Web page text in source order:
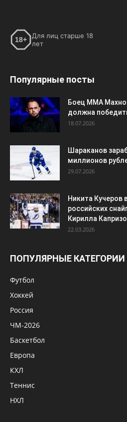
18+
Для лиц старше 18
лет
Популярные посты
Боец ММА
должна
18.07.2026
Шараканов
миллионов
29.07.2026
Никита Кучеров
российских
Кирилла
22.03.2026
ПОПУЛЯРНЫЕ КАТЕГОРИИ
Футбол
Хоккей
Россия
ЧМ-2026
Баскетбол
Европа
КХЛ
Теннис
НХЛ